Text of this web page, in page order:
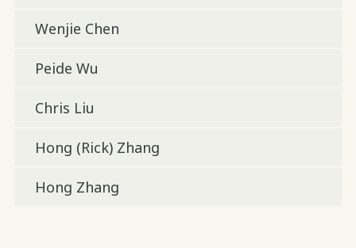
Wenjie Chen
Peide Wu
Chris Liu
Hong (Rick) Zhang
Hong Zhang